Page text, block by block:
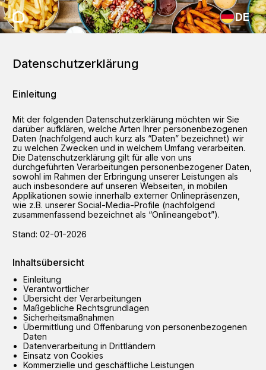
DE
Datenschutzerklärung
Einleitung
Mit der folgenden Datenschutzerklärung möchten wir Sie
darüber aufklären, welche Arten Ihrer personenbezogenen
Daten (nachfolgend auch kurz als “Daten” bezeichnet) wir
zu welchen Zwecken und in welchem Umfang verarbeiten.
Die Datenschutzerklärung gilt für alle von uns
durchgeführten Verarbeitungen personenbezogener Daten,
sowohl im Rahmen der Erbringung unserer Leistungen als
auch insbesondere auf unseren Webseiten, in mobilen
Applikationen sowie innerhalb externer Onlinepräsenzen,
wie z.B. unserer Social-Media-Profile (nachfolgend
zusammenfassend bezeichnet als “Onlineangebot”).
Stand: 02-01-2026
Inhaltsübersicht
Einleitung
Verantwortlicher
Übersicht der Verarbeitungen
Maßgebliche Rechtsgrundlagen
Sicherheitsmaßnahmen
Übermittlung und Offenbarung von personenbezogenen
Daten
Datenverarbeitung in Drittländern
Einsatz von Cookies
Kommerzielle und geschäftliche Leistungen